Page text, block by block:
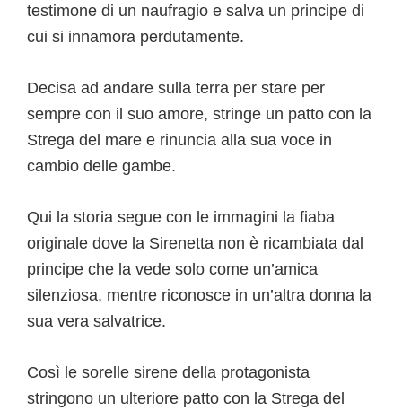
testimone di un naufragio e salva un principe di
cui si innamora perdutamente.
Decisa ad andare sulla terra per stare per
sempre con il suo amore, stringe un patto con la
Strega del mare e rinuncia alla sua voce in
cambio delle gambe.
Qui la storia segue con le immagini la fiaba
originale dove la Sirenetta non è ricambiata dal
principe che la vede solo come un’amica
silenziosa, mentre riconosce in un’altra donna la
sua vera salvatrice.
Così le sorelle sirene della protagonista
stringono un ulteriore patto con la Strega del